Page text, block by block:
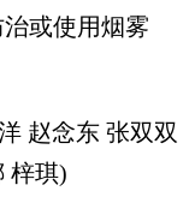
或使用烟雾
赵念东 张双双
梓琪)